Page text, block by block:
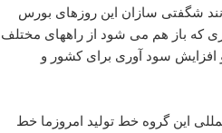
شگفتی سازان این روزهای بورس
که باز هم می شود از راههای مختلف
افزایش سود آوری برای کشور و
این گروه خط تولید امروزما خط